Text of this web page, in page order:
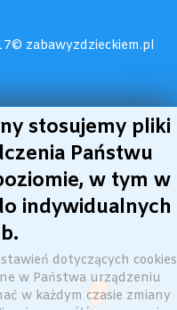
stosujemy pliki
Państwu
w tym w
indywidualnych
dotyczących cookies
w Państwa urządzeniu
w każdym czasie zmiany
zabawyzdzieckiem.pl